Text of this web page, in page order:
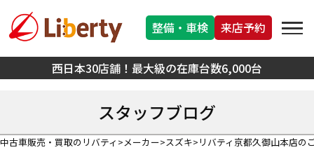
西日本30店舗！最大級の在庫台数6,000台
整備・車検 来店予約
スタッフブログ
中古車販売・買取のリバティ メーカー スズキ リバティ京都久御山本店の